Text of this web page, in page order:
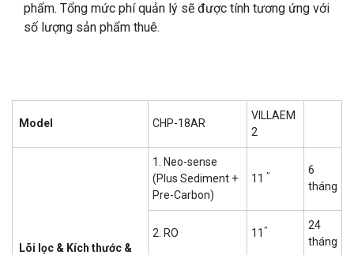
phẩm. Tổng mức phí quản lý sẽ được tính tương ứng với
số lượng sản phẩm thuê.
Model CHP-18AR
VILLAEM
2
Lõi lọc & Kích thước &
1. Neo-sense
(Plus Sediment +
Pre-Carbon)
11 ”
6
tháng
2. RO 11 ”
24
tháng